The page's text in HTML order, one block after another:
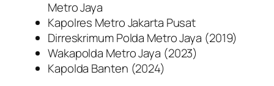
Metro Jaya
Kapolres Metro Jakarta Pusat
Dirreskrimum Polda Metro Jaya (2019)
Wakapolda Metro Jaya (2023)
Kapolda Banten (2024)